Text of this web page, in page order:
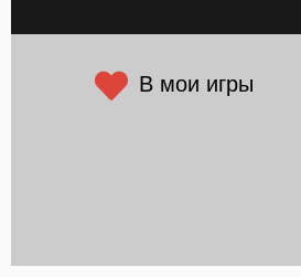
В мои игры